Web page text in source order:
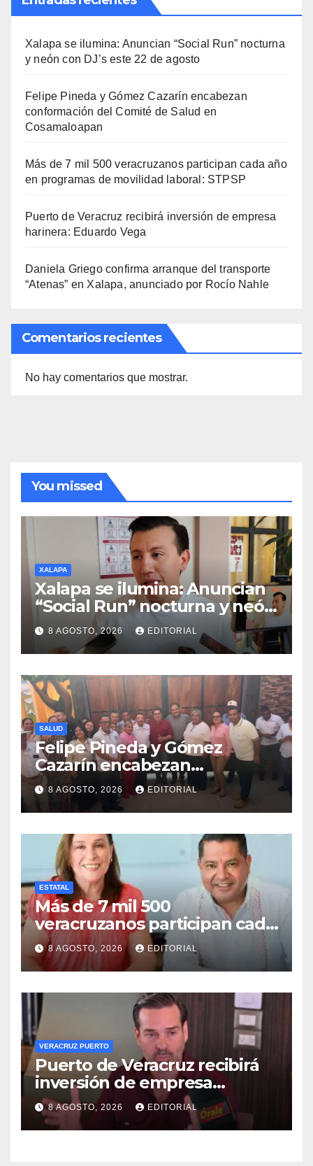
Xalapa se ilumina: Anuncian “Social Run” nocturna
y neón con DJ’s este 22 de agosto
Felipe Pineda y Gómez Cazarín encabezan
conformación del Comité de Salud en
Cosamaloapan
Más de 7 mil 500 veracruzanos participan cada año
en programas de movilidad laboral: STPSP
Puerto de Veracruz recibirá inversión de empresa
harinera: Eduardo Vega
Daniela Griego confirma arranque del transporte
“Atenas” en Xalapa, anunciado por Rocío Nahle
Comentarios recientes
No hay comentarios que mostrar.
You missed
XALAPA
Xalapa se ilumina: Anuncian
“Social Run” nocturna y neón
con DJ’s este 22 de agosto
8 AGOSTO, 2026 EDITORIAL
SALUD
Felipe Pineda y Gómez
Cazarín encabezan
conformación del Comité de
Salud en Cosamaloapan
8 AGOSTO, 2026 EDITORIAL
ESTATAL
Más de 7 mil 500
veracruzanos participan cada
año en programas de
movilidad laboral: STPSP
8 AGOSTO, 2026 EDITORIAL
VERACRUZ PUERTO
Puerto de Veracruz recibirá
inversión de empresa
harinera: Eduardo Vega
8 AGOSTO, 2026 EDITORIAL